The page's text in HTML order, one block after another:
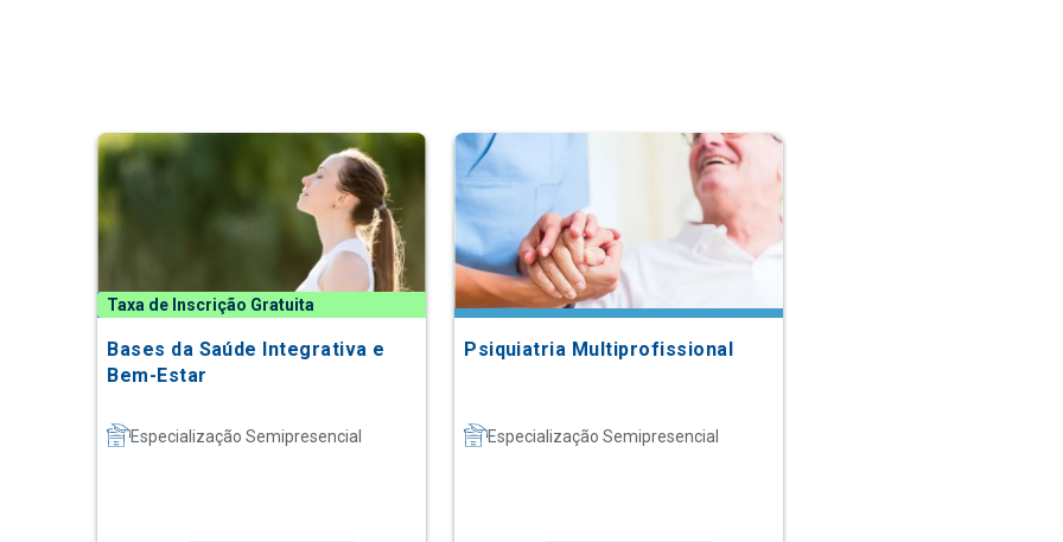
Taxa de Inscrição Gratuita
Bases da Saúde Integrativa e
Bem-Estar
Especialização Semipresencial
Psiquiatria Multiprofissional
Especialização Semipresencial